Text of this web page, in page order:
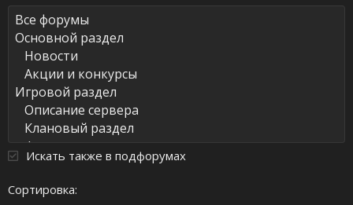
Искать также в подфорумах
Сортировка